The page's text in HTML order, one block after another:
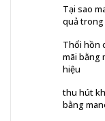
Tại sao
quả trong
Thổi hồn
mãi bằng
hiệu
thu hút
bằng